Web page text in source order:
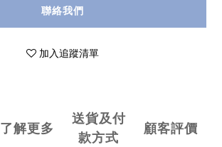
聯絡我們
加入追蹤清單
了解更多
送貨及付
款方式
顧客評價